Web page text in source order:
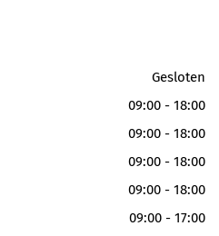
Gesloten
09:00 - 18:00
09:00 - 18:00
09:00 - 18:00
09:00 - 18:00
09:00 - 17:00